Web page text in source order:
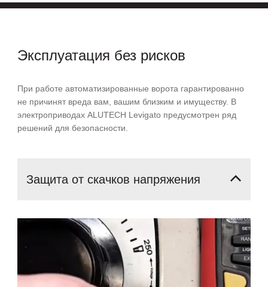
Эксплуатация без рисков
При работе автоматизированные ворота гарантированно
не причинят вреда вам, вашим близким и имуществу. В
электроприводах ALUTECH Levigato предусмотрен ряд
решений для безопасности.
Защита от скачков напряжения